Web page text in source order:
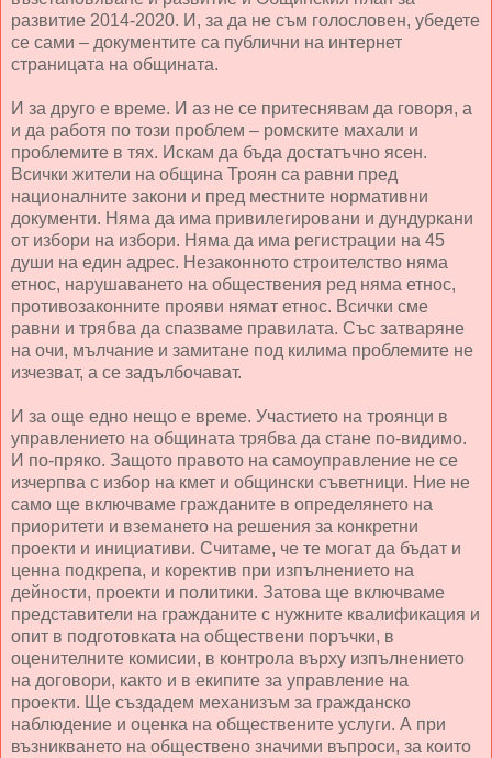
развитие 2014-2020. И, за да не съм голословен, убедете
се сами – документите са публични на интернет
страницата на общината.
И за друго е време. И аз не се притеснявам да говоря, а
и да работя по този проблем – ромските махали и
проблемите в тях. Искам да бъда достатъчно ясен.
Всички жители на община Троян са равни пред
националните закони и пред местните нормативни
документи. Няма да има привилегировани и дундуркани
от избори на избори. Няма да има регистрации на 45
души на един адрес. Незаконното строителство няма
етнос, нарушаването на обществения ред няма етнос,
противозаконните прояви нямат етнос. Всички сме
равни и трябва да спазваме правилата. Със затваряне
на очи, мълчание и замитане под килима проблемите не
изчезват, а се задълбочават.
И за още едно нещо е време. Участието на троянци в
управлението на общината трябва да стане по-видимо.
И по-пряко. Защото правото на самоуправление не се
изчерпва с избор на кмет и общински съветници. Ние не
само ще включваме гражданите в определянето на
приоритети и вземането на решения за конкретни
проекти и инициативи. Считаме, че те могат да бъдат и
ценна подкрепа, и коректив при изпълнението на
дейности, проекти и политики. Затова ще включваме
представители на гражданите с нужните квалификация и
опит в подготовката на обществени поръчки, в
оценителните комисии, в контрола върху изпълнението
на договори, както и в екипите за управление на
проекти. Ще създадем механизъм за гражданско
наблюдение и оценка на обществените услуги. А при
възникването на обществено значими въпроси, за които